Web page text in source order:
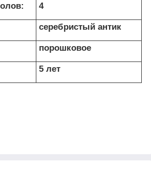
4
серебристый антик
порошковое
5 лет